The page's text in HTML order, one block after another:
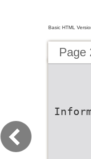
Basic HTML
Page